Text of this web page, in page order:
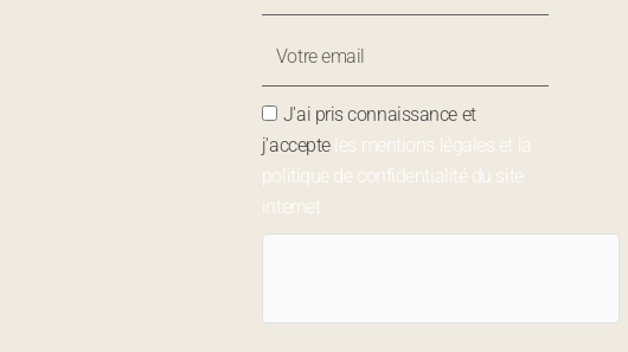
J'ai pris connaissance et
j'accepte les mentions légales et la
politique de confidentialité du site
internet